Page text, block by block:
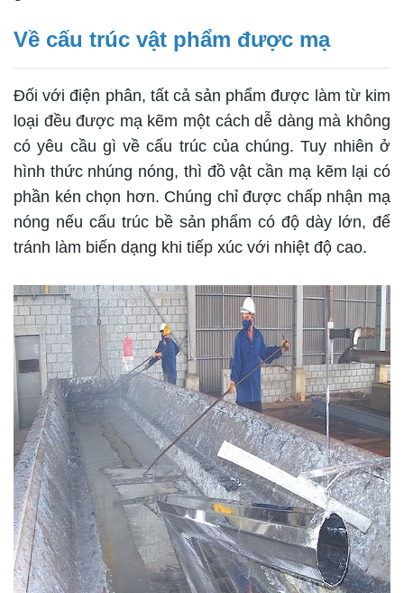
Về cấu trúc vật phẩm được mạ
Đối với điện phân, tất cả sản phẩm được làm từ kim
loại đều được mạ kẽm một cách dễ dàng mà không
có yêu cầu gì về cấu trúc của chúng. Tuy nhiên ở
hình thức nhúng nóng, thì đồ vật cần mạ kẽm lại có
phần kén chọn hơn. Chúng chỉ được chấp nhận mạ
nóng nếu cấu trúc bề sản phẩm có độ dày lớn, để
tránh làm biến dạng khi tiếp xúc với nhiệt độ cao.